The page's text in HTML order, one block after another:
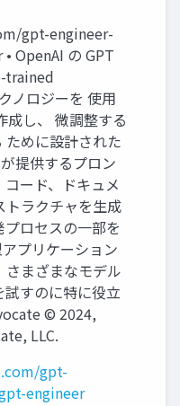
gpt-engineer-
OpenAI の GPT
trained
ノロジーを 使用
成し、 微調整する
ために設計された
提供するプロン
ード、ドキュメ
トラクチャを生成
ロセスの一部を
プリケーション
さまざまなモデル
試すのに特に役立
©︎ 2024,
LLC.
gpt-
engineer